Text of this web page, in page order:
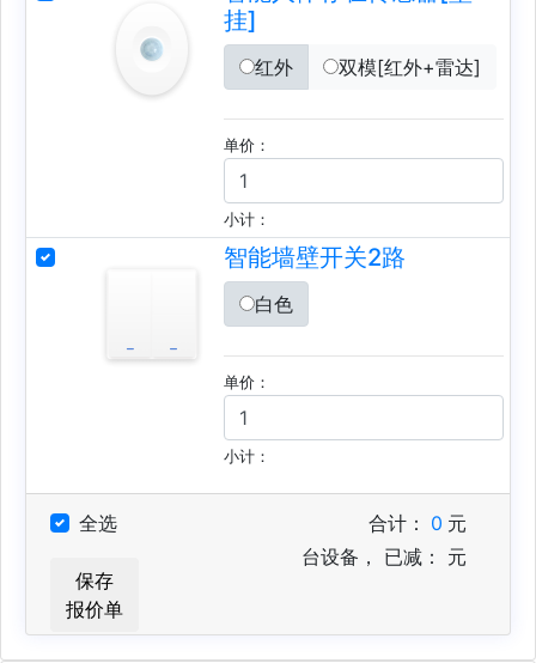
挂]
红外 双模[红外+雷达]
单价：
小计：
智能墙壁开关2路
白色
单价：
小计：
全选 合计： 0 元
台设备，
已减：
元
保存
报价单